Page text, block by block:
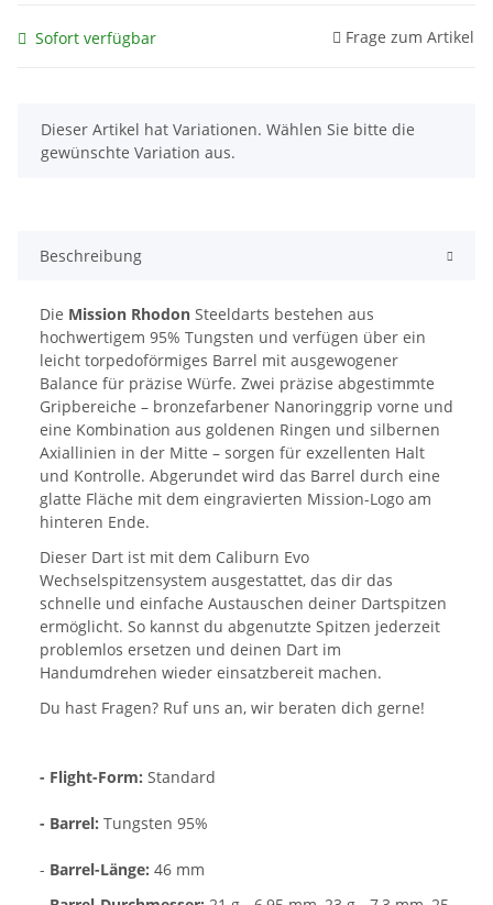
Sofort verfügbar Frage zum Artikel
x
Dieser Artikel hat Variationen. Wählen Sie bitte die
gewünschte Variation aus.
Beschreibung
Die Mission Rhodon Steeldarts bestehen aus
hochwertigem 95% Tungsten und verfügen über ein
leicht torpedoförmiges Barrel mit ausgewogener
Balance für präzise Würfe. Zwei präzise abgestimmte
Gripbereiche – bronzefarbener Nanoringgrip vorne und
eine Kombination aus goldenen Ringen und silbernen
Axiallinien in der Mitte – sorgen für exzellenten Halt
und Kontrolle. Abgerundet wird das Barrel durch eine
glatte Fläche mit dem eingravierten Mission-Logo am
hinteren Ende.
Dieser Dart ist mit dem Caliburn Evo
Wechselspitzensystem ausgestattet, das dir das
schnelle und einfache Austauschen deiner Dartspitzen
ermöglicht. So kannst du abgenutzte Spitzen jederzeit
problemlos ersetzen und deinen Dart im
Handumdrehen wieder einsatzbereit machen.
Du hast Fragen? Ruf uns an, wir beraten dich gerne!
- Flight-Form: Standard
- Barrel: Tungsten 95%
- Barrel-Länge: 46 mm